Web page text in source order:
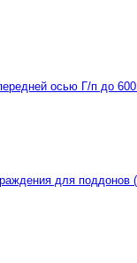
осью Г/п до 600
для поддонов